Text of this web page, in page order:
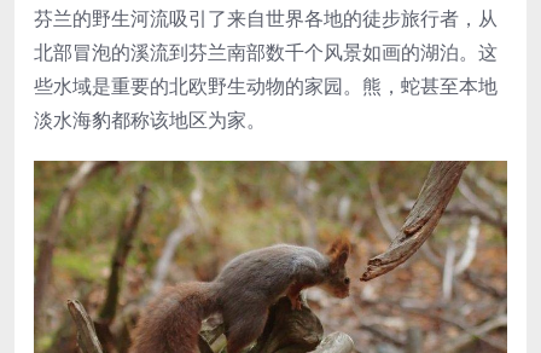
芬兰的野生河流吸引了来自世界各地的徒步旅行者，从
北部冒泡的溪流到芬兰南部数千个风景如画的湖泊。这
些水域是重要的北欧野生动物的家园。熊，蛇甚至本地
淡水海豹都称该地区为家。